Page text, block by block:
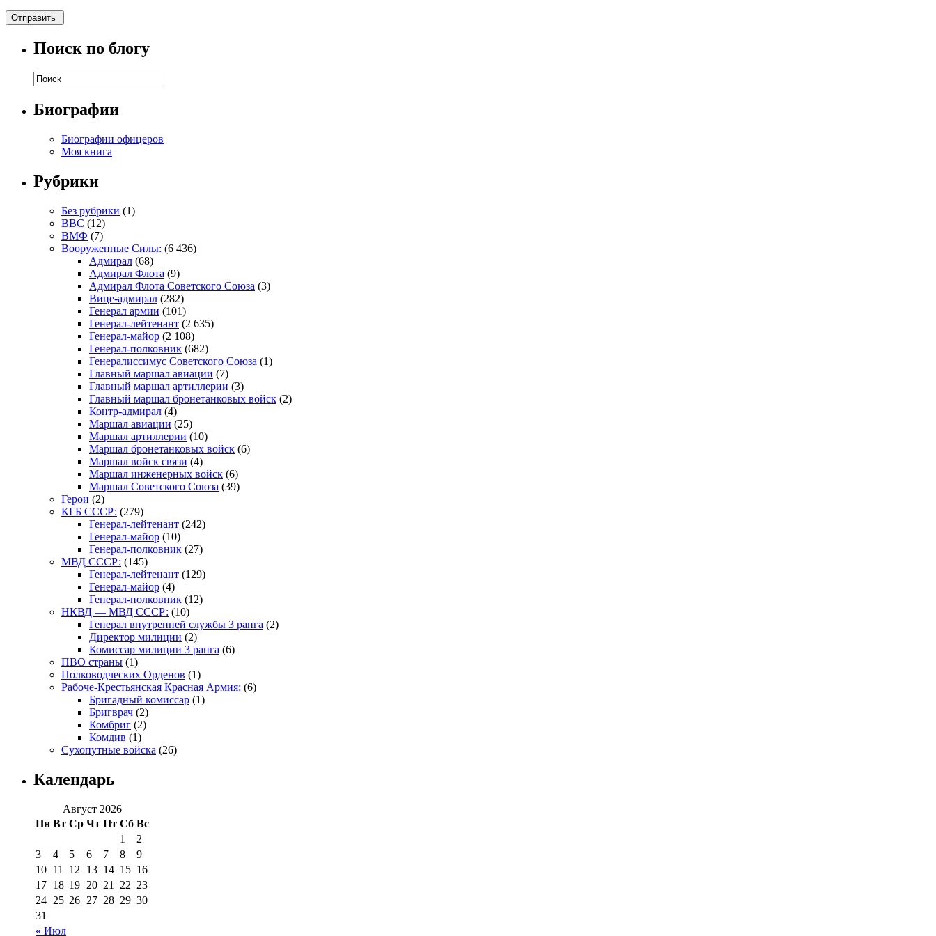
Поиск по блогу
Биографии
Биографии офицеров
Моя книга
Рубрики
Без рубрики (1)
ВВС (12)
ВМФ (7)
Вооруженные Силы: (6 436)
Адмирал (68)
Адмирал Флота (9)
Адмирал Флота Советского Союза (3)
Вице-адмирал (282)
Генерал армии (101)
Генерал-лейтенант (2 635)
Генерал-майор (2 108)
Генерал-полковник (682)
Генералиссимус Советского Союза (1)
Главный маршал авиации (7)
Главный маршал артиллерии (3)
Главный маршал бронетанковых войск (2)
Контр-адмирал (4)
Маршал авиации (25)
Маршал артиллерии (10)
Маршал бронетанковых войск (6)
Маршал войск связи (4)
Маршал инженерных войск (6)
Маршал Советского Союза (39)
Герои (2)
КГБ СССР: (279)
Генерал-лейтенант (242)
Генерал-майор (10)
Генерал-полковник (27)
МВД СССР: (145)
Генерал-лейтенант (129)
Генерал-майор (4)
Генерал-полковник (12)
НКВД — МВД СССР: (10)
Генерал внутренней службы 3 ранга (2)
Директор милиции (2)
Комиссар милиции 3 ранга (6)
ПВО страны (1)
Полководческих Орденов (1)
Рабоче-Крестьянская Красная Армия: (6)
Бригадный комиссар (1)
Бригврач (2)
Комбриг (2)
Комдив (1)
Сухопутные войска (26)
Календарь
Август 2026
Пн Вт Ср Чт Пт Сб Вс
« Июл
1
2
3
4 5 6 7 8
9
10 11 12 13 14 15 16
17 18 19 20 21 22 23
24 25 26 27 28 29 30
31